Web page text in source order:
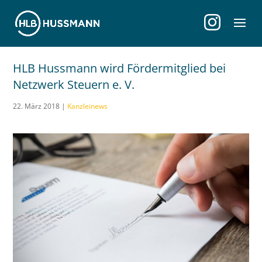
HLB Hussmann wird Fördermitglied bei
Netzwerk Steuern e. V.
22. März 2018 | Kanzleinews